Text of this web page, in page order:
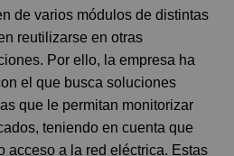
de varios módulos de distintas
reutilizarse en otras
Por ello, la empresa ha
el que busca soluciones
que le permitan monitorizar
teniendo en cuenta que
acceso a la red eléctrica. Estas